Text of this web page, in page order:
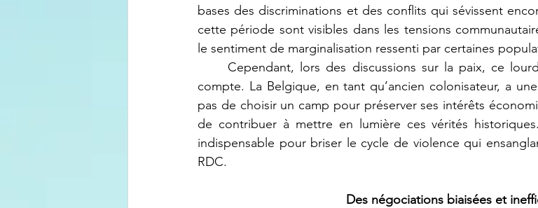
bases des discriminations et des conflits qui sévissent
cette période sont visibles dans les tensions
le sentiment de marginalisation ressenti par certaines
compte. La Belgique, en tant qu’ancien colonisateur, a
pas de choisir un camp pour préserver ses intérêts
de contribuer à mettre en lumière ces vérités
indispensable pour briser le cycle de violence qui
RDC.
Des négociations biaisées et